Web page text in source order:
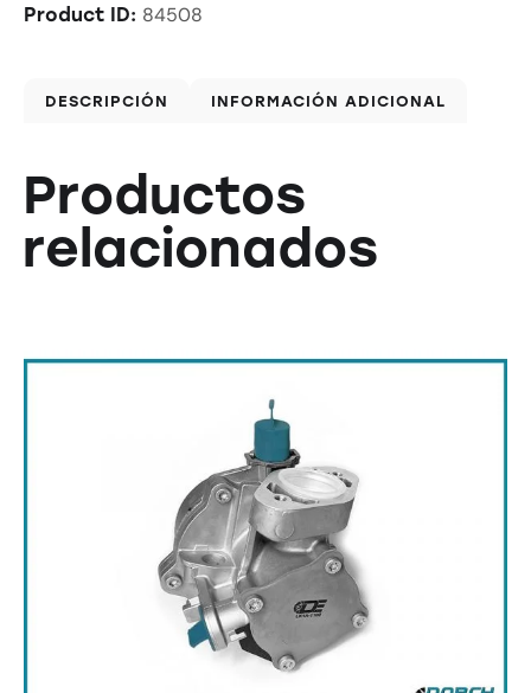
Product ID: 84508
DESCRIPCIÓN INFORMACIÓN ADICIONAL
Productos
relacionados